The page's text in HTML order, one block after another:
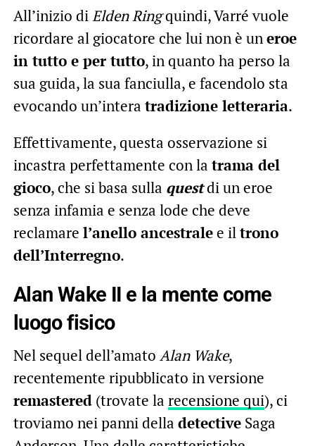
All’inizio di Elden Ringquindi, Varré vuole
ricordare al giocatore che lui non è un eroe
in tutto e per tutto, in quanto ha perso la
sua guida, la sua fanciulla, e facendolo sta
evocando un’intera tradizione letteraria.
Effettivamente, questa osservazione si
incastra perfettamente con la trama del
gioco, che si basa sulla questdi un eroe
senza infamia e senza lode che deve
reclamare l’anello ancestralee il trono
dell’Interregno.
Alan Wake II e la mente come
luogo fisico
Nel sequel dell’amato Alan Wake,
recentemente ripubblicato in versione
remastered(trovate la recensione qui), ci
troviamo nei panni della detectiveSaga